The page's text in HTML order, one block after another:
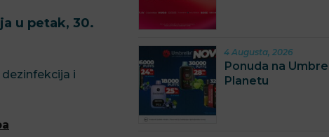
u petak, 30.
i
4 Augusta, 2026
Ponuda na
Planetu